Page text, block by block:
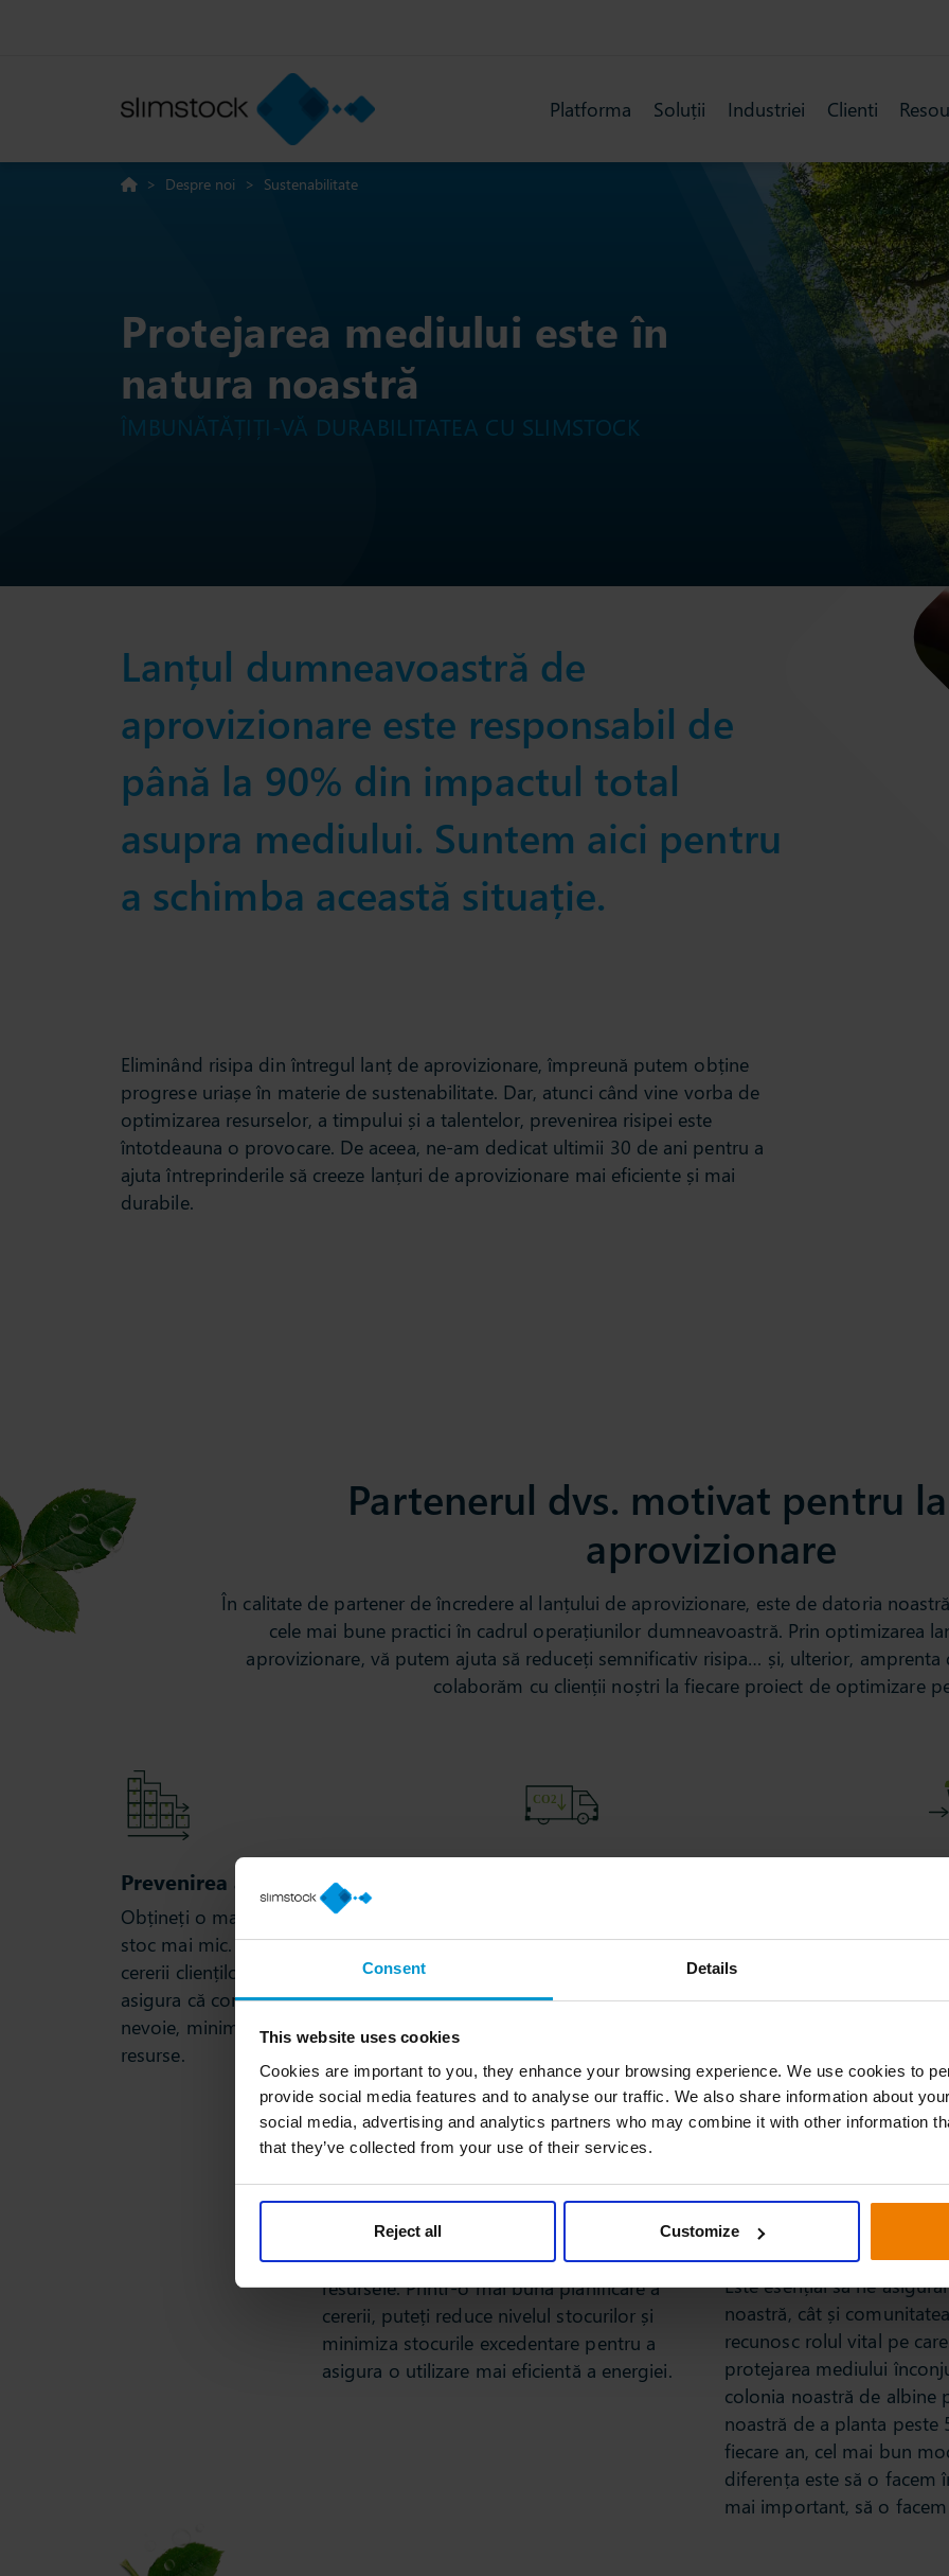
Consent Details
This website uses cookies
Cookies are important to you, they enhance your browsing experience. We use cookies to
provide social media features and to analyse our traffic. We also share information about
social media, advertising and analytics partners who may combine it with other information
that they’ve collected from your use of their services.
Reject all Customize
Platforma Soluții Industriei Clienti
> Despre noi > Sustenabilitate
Protejarea mediului este în
natura noastră
ÎMBUNĂTĂȚIȚI-VĂ DURABILITATEA CU SLIMSTOCK
Lanțul dumneavoastră de
aprovizionare este responsabil de
până la 90% din impactul total
asupra mediului. Suntem aici pentru
a schimba această situație.
Eliminând risipa din întregul lanț de aprovizionare, împreună putem obține
progrese uriașe în materie de sustenabilitate. Dar, atunci când vine vorba de
optimizarea resurselor, a timpului și a talentelor, prevenirea risipei este
întotdeauna o provocare. De aceea, ne-am dedicat ultimii 30 de ani pentru a
ajuta întreprinderile să creeze lanțuri de aprovizionare mai eficiente și mai
durabile.
Partenerul dvs. motivat pentru
aprovizionare
În calitate de partener de încredere al lanțului de aprovizionare, este de datoria
cele mai bune practici în cadrul operațiunilor dumneavoastră. Prin optimizarea
aprovizionare, vă putem ajuta să reduceți semnificativ risipa… și, ulterior,
colaborăm cu clienții noștri la fiecare proiect de optimizare
Prevenirea achizițiilor excesive
Obțineți o mai bună disponibilitate cu un
stoc mai mic. Printr-o mai bună înțelegere a
cererii clienților dumneavoastră, vă puteți
asigura că comandați doar ceea ce aveți
nevoie, minimizând astfel riscul de risipă de
resurse.
erorilor de planificare și eficientizarea
reaprovizionării, puteți reduce numărul de
camioane pe drumuri pentru a vă
Reduceți consumul de energie
Menținerea unui stoc în exces vă consumă
resursele. Printr-o mai bună planificare a
cererii, puteți reduce nivelul stocurilor și
minimiza stocurile excedentare pentru a
asigura o utilizare mai eficientă a energiei.
Implicarea oamenilor
Este esențial să ne
noastră, cât și
recunosc rolul vital pe
protejarea mediului
colonia noastră de albine
noastră de a planta peste
fiecare an, cel mai bun
diferența este să o facem
mai important, să o